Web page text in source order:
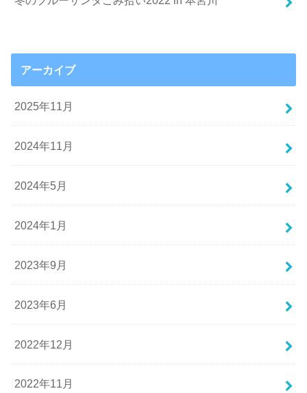
アーカイブ
2025年11月
2024年11月
2024年5月
2024年1月
2023年9月
2023年6月
2022年12月
2022年11月